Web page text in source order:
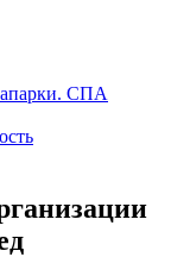
СПА